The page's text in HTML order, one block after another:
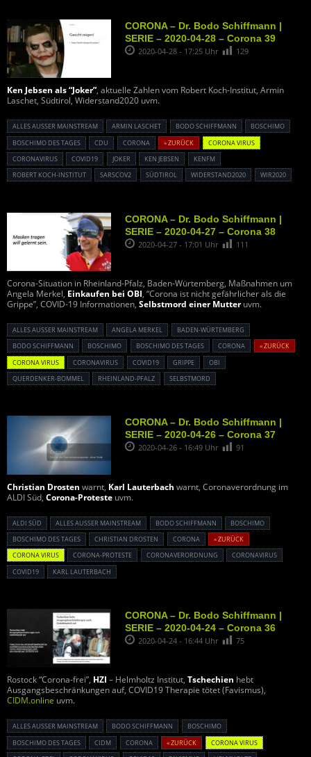
CORONA – Dr. Bodo Schiffmann |
SERIE – 2020-04-28 – Corona 39
2020-04-28 - 17:25 Uhr 129
Ken Jebsen als “Joker”, aktuelle Zahlen vom Robert Koch-Institut, Armin
Laschet, Südtirol, Widerstand2020 uvm.
ALLES AUSSER MAINSTREAM ARMIN LASCHET BODO SCHIFFMANN
BOSCHIMO
BOSCHIMO DES TAGES
CDU CORONA « ZURÜCK
CORONA VIRUS
CORONAVIRUS
COVID19 JOKER KEN JEBSEN
KENFM
ROBERT KOCH-INSTITUT
SARSCOV2 SÜDTIROL WIDERSTAND2020 WIR2020
CORONA – Dr. Bodo Schiffmann |
SERIE – 2020-04-27 – Corona 38
2020-04-27 - 17:01 Uhr 111
Corona-Situation in Rheinland-Pfalz, Baden-Würtemberg, Maßnahmen um
Angela Merkel, Einkaufen bei OBI, “Corona ist nicht gefährlicher als die
Grippe”, COVID-19 Informationen, Selbstmord einer Mutteruvm.
ALLES AUSSER MAINSTREAM ANGELA MERKEL
BADEN-WÜRTEMBERG
BODO SCHIFFMANN
BOSCHIMO BOSCHIMO DES TAGES CORONA
« ZURÜCK
CORONA VIRUS
CORONAVIRUS COVID19 GRIPPE
OBI
QUERDENKER-BOMMEL
RHEINLAND-PFALZ SELBSTMORD
CORONA – Dr. Bodo Schiffmann |
SERIE – 2020-04-26 – Corona 37
2020-04-26 - 16:49 Uhr 91
Christian Drosten warnt, Karl Lauterbach warnt, Coronaverordnung im
ALDI Süd, Corona-Proteste uvm.
ALDI SÜD ALLES AUSSER MAINSTREAM BODO SCHIFFMANN
BOSCHIMO
BOSCHIMO DES TAGES
CHRISTIAN DROSTEN CORONA
« ZURÜCK
CORONA VIRUS
CORONA-PROTESTE CORONAVERORDNUNG
CORONAVIRUS
COVID19
KARL LAUTERBACH
CORONA – Dr. Bodo Schiffmann |
SERIE – 2020-04-24 – Corona 36
2020-04-24 - 16:44 Uhr 75
Rostock “Corona-frei”, HZI – Helmholtz Institut, Tschechien hebt
Ausgangsbeschränkungen auf, COVID19 Therapie tötet (Favismus),
CIDM.online uvm.
ALLES AUSSER MAINSTREAM BODO SCHIFFMANN
BOSCHIMO
BOSCHIMO DES TAGES
CIDM CORONA « ZURÜCK
CORONA VIRUS